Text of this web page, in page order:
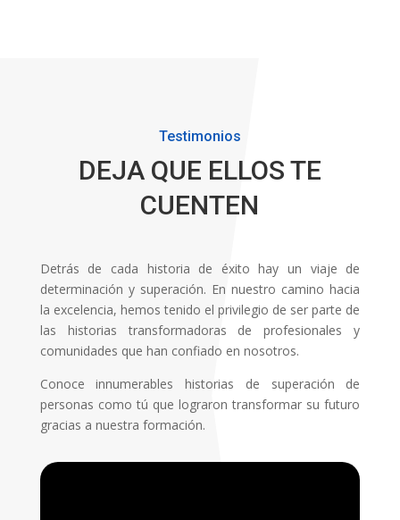
Testimonios
DEJA QUE ELLOS TE
CUENTEN
Detrás de cada historia de éxito hay un viaje de
determinación y superación. En nuestro camino hacia
la excelencia, hemos tenido el privilegio de ser parte de
las historias transformadoras de profesionales y
comunidades que han confiado en nosotros.
Conoce innumerables historias de superación de
personas como tú que lograron transformar su futuro
gracias a nuestra formación.